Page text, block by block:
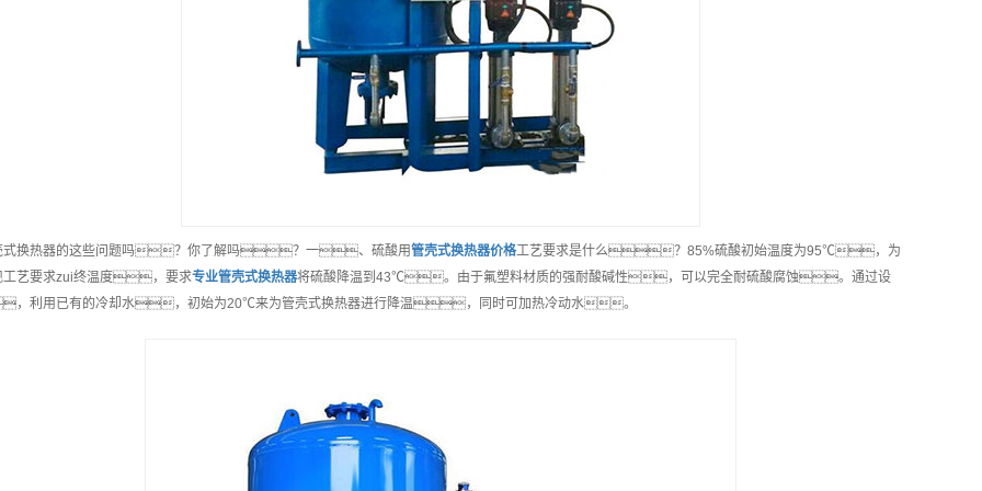
式换热器的这些问题吗？你了解吗？一、硫酸用管壳式换热器价格工艺要求是什么？85%硫酸初始温度为95℃，为
工艺要求zui终温度，要求专业管壳式换热器将硫酸降温到43℃。由于氟塑料材质的强耐酸碱性，可以完全耐硫酸腐蚀。通过设
，利用已有的冷却水，初始为20℃来为管壳式换热器进行降温，同时可加热冷动水。